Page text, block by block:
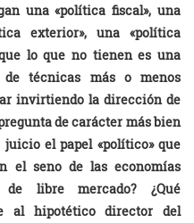
una «política fiscal», una
exterior», una «política
lo que no tienen es una
técnicas más o menos
invirtiendo la dirección de
de carácter más bien
el papel «político» que
el seno de las economías
de libre mercado? ¿Qué
al hipotético director del